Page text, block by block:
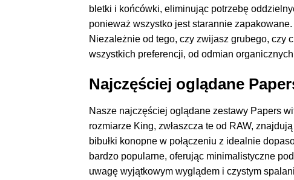
bletki i końcówki, eliminując potrzebę
ponieważ wszystko jest starannie
Niezależnie od tego, czy zwijasz grubego, czy
wszystkich preferencji, od odmian
Najczęściej oglądane
Nasze najczęściej oglądane zestawy Papers
rozmiarze King, zwłaszcza te od RAW,
bibułki konopne w połączeniu z idealnie
bardzo popularne, oferując minimalistyczne
uwagę wyjątkowym wyglądem i czystym